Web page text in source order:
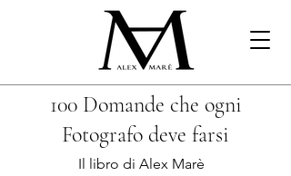
100 Domande che ogni
Fotografo deve farsi
Il libro di Alex Marè